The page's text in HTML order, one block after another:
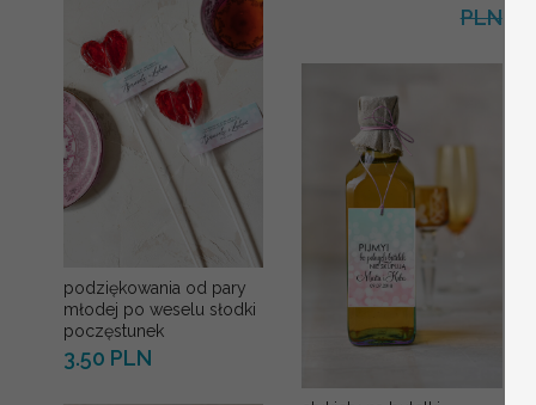
podziękowania od pary
młodej po weselu słodki
poczęstunek
3.50 PLN
PLN